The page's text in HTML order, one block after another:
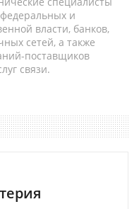
и
власти, банков,
сетей, а также
поставщиков
связи.